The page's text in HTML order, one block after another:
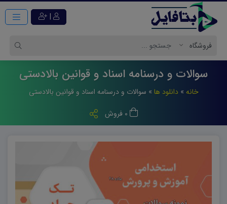
|
سوالات و درسنامه اسناد و قوانین بالادستی
خانه » دانلود ها » سوالات و درسنامه اسناد و قوانین بالادستی